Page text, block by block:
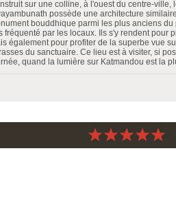
sur une colline, à l'ouest du centre-ville,
possède une architecture
bouddhique parmi les plus anciens
fréquenté par les locaux. Ils s'y rendent pour
également pour profiter de la superbe vue
du sanctuaire. Ce lieu est à visiter, si
quand la lumière sur Katmandou est la